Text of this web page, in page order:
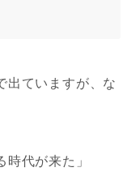
出ていますが、な
代が来た」